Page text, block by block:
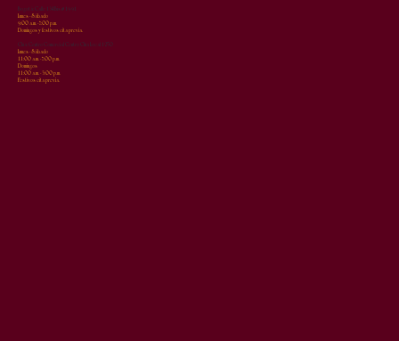
Bogotá: Calle 134Bis # 19-91
Lunes - Sábado
9:00 a.m. - 7:00 p.m.
Domingos y festivos cita previa.
Chía: Centro Comercial Centro Chía Local 1250
Lunes - Sábado
11:00 a.m. - 7:00 p.m.
Domingos
11:00 a.m. - 3:00 p.m.
Festivos cita previa.